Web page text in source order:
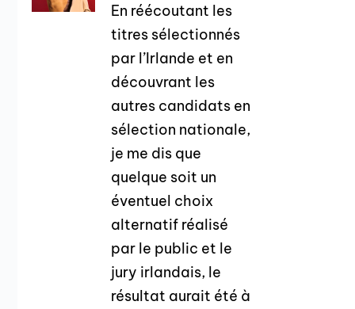
En réécoutant les
titres sélectionnés
par l’Irlande et en
découvrant les
autres candidats en
sélection nationale,
je me dis que
quelque soit un
éventuel choix
alternatif réalisé
par le public et le
jury irlandais, le
résultat aurait été à